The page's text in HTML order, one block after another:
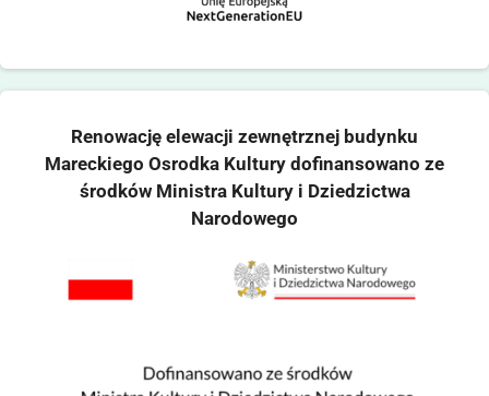
Renowację elewacji zewnętrznej budynku
Mareckiego Osrodka Kultury dofinansowano ze
środków Ministra Kultury i Dziedzictwa
Narodowego